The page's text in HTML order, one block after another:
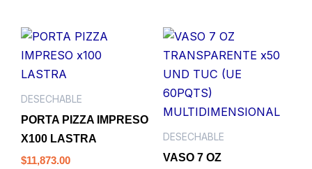
DESECHABLE
PORTA PIZZA IMPRESO
X100 LASTRA
$11,873.00
DESECHABLE
VASO 7 OZ